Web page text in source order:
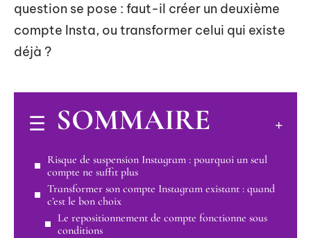
question se pose : faut-il créer un deuxième
compte Insta, ou transformer celui qui existe
déjà ?
SOMMAIRE
Risque de suspension Instagram : pourquoi un seul
compte ne suffit plus
Transformer son compte Instagram existant : quand
c’est le bon choix
Le repositionnement de compte fonctionne sous
conditions